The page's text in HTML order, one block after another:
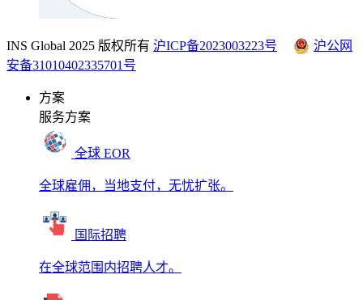
INS Global 2025 版权所有 沪ICP备2023003223号
沪公网
安备31010402335701号
方案
服务方案
全球 EOR
全球雇佣，当地支付，无忧扩张。
国际招聘
在全球范围内招聘人才。